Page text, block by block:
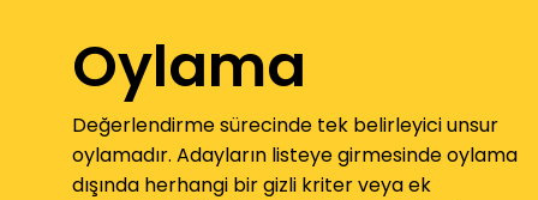
Oylama
Değerlendirme sürecinde tek belirleyici unsur
oylamadır. Adayların listeye girmesinde oylama
dışında herhangi bir gizli kriter veya ek